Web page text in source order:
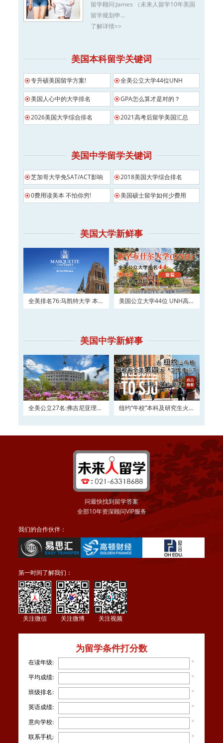
留学顾问:James （未来人留学10年美国
留学规划申…
了解详情>>
美国本科留学关键词
专升硕美国留学方案! 全美公立大学44位UNH
美国人心中的大学排名 GPA怎么算才是对的？
2026美国大学综合排名 2021高考后留学美国汇总
美国中学留学关键词
芝加哥大学免SAT/ACT影响 2018美国大学综合排名
0费用读美本 不怕你穷! 美国硕士留学如何少费用
美国大学新鲜事
全美排名76:马凯特大学 本科
美国公立大学44位 UNH高三
美国中学新鲜事
全美公立27名:弗吉尼亚理工
纽约“牛校”本科及研究生火热
问最快找到留学答案
全部10年资深顾问VIP服务
我们的合作伙伴：
第一时间了解我们：
关注微信 关注微博 关注视频
为留学条件打分数
在读年级:
*
平均成绩:
*
班级排名:
*
英语成绩:
*
意向学校:
*
联系手机:
*